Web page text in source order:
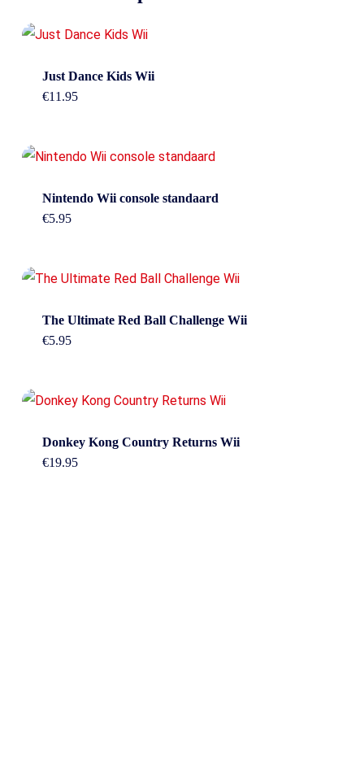
Just Dance Kids Wii
€11.95
Nintendo Wii console standaard
€5.95
The Ultimate Red Ball Challenge Wii
€5.95
Donkey Kong Country Returns Wii
€19.95